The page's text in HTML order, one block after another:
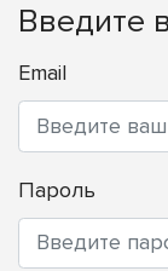
Введите
Email
Пароль